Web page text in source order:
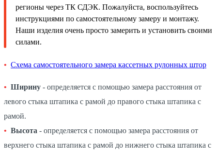
регионы через ТК СДЭК. Пожалуйста, воспользуйтесь
инструкциями по самостоятельному замеру и монтажу.
Наши изделия очень просто замерить и установить своими
силами.
Схема самостоятельного замера кассетных рулонных штор
Ширину - определяется с помощью замера расстояния от
левого стыка штапика с рамой до правого стыка штапика с
рамой.
Высота - определяется с помощью замера расстояния от
верхнего стыка штапика с рамой до нижнего стыка штапика с